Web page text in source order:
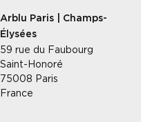
Arblu Paris | Champs-
Élysées
59 rue du Faubourg
Saint-Honoré
75008 Paris
France